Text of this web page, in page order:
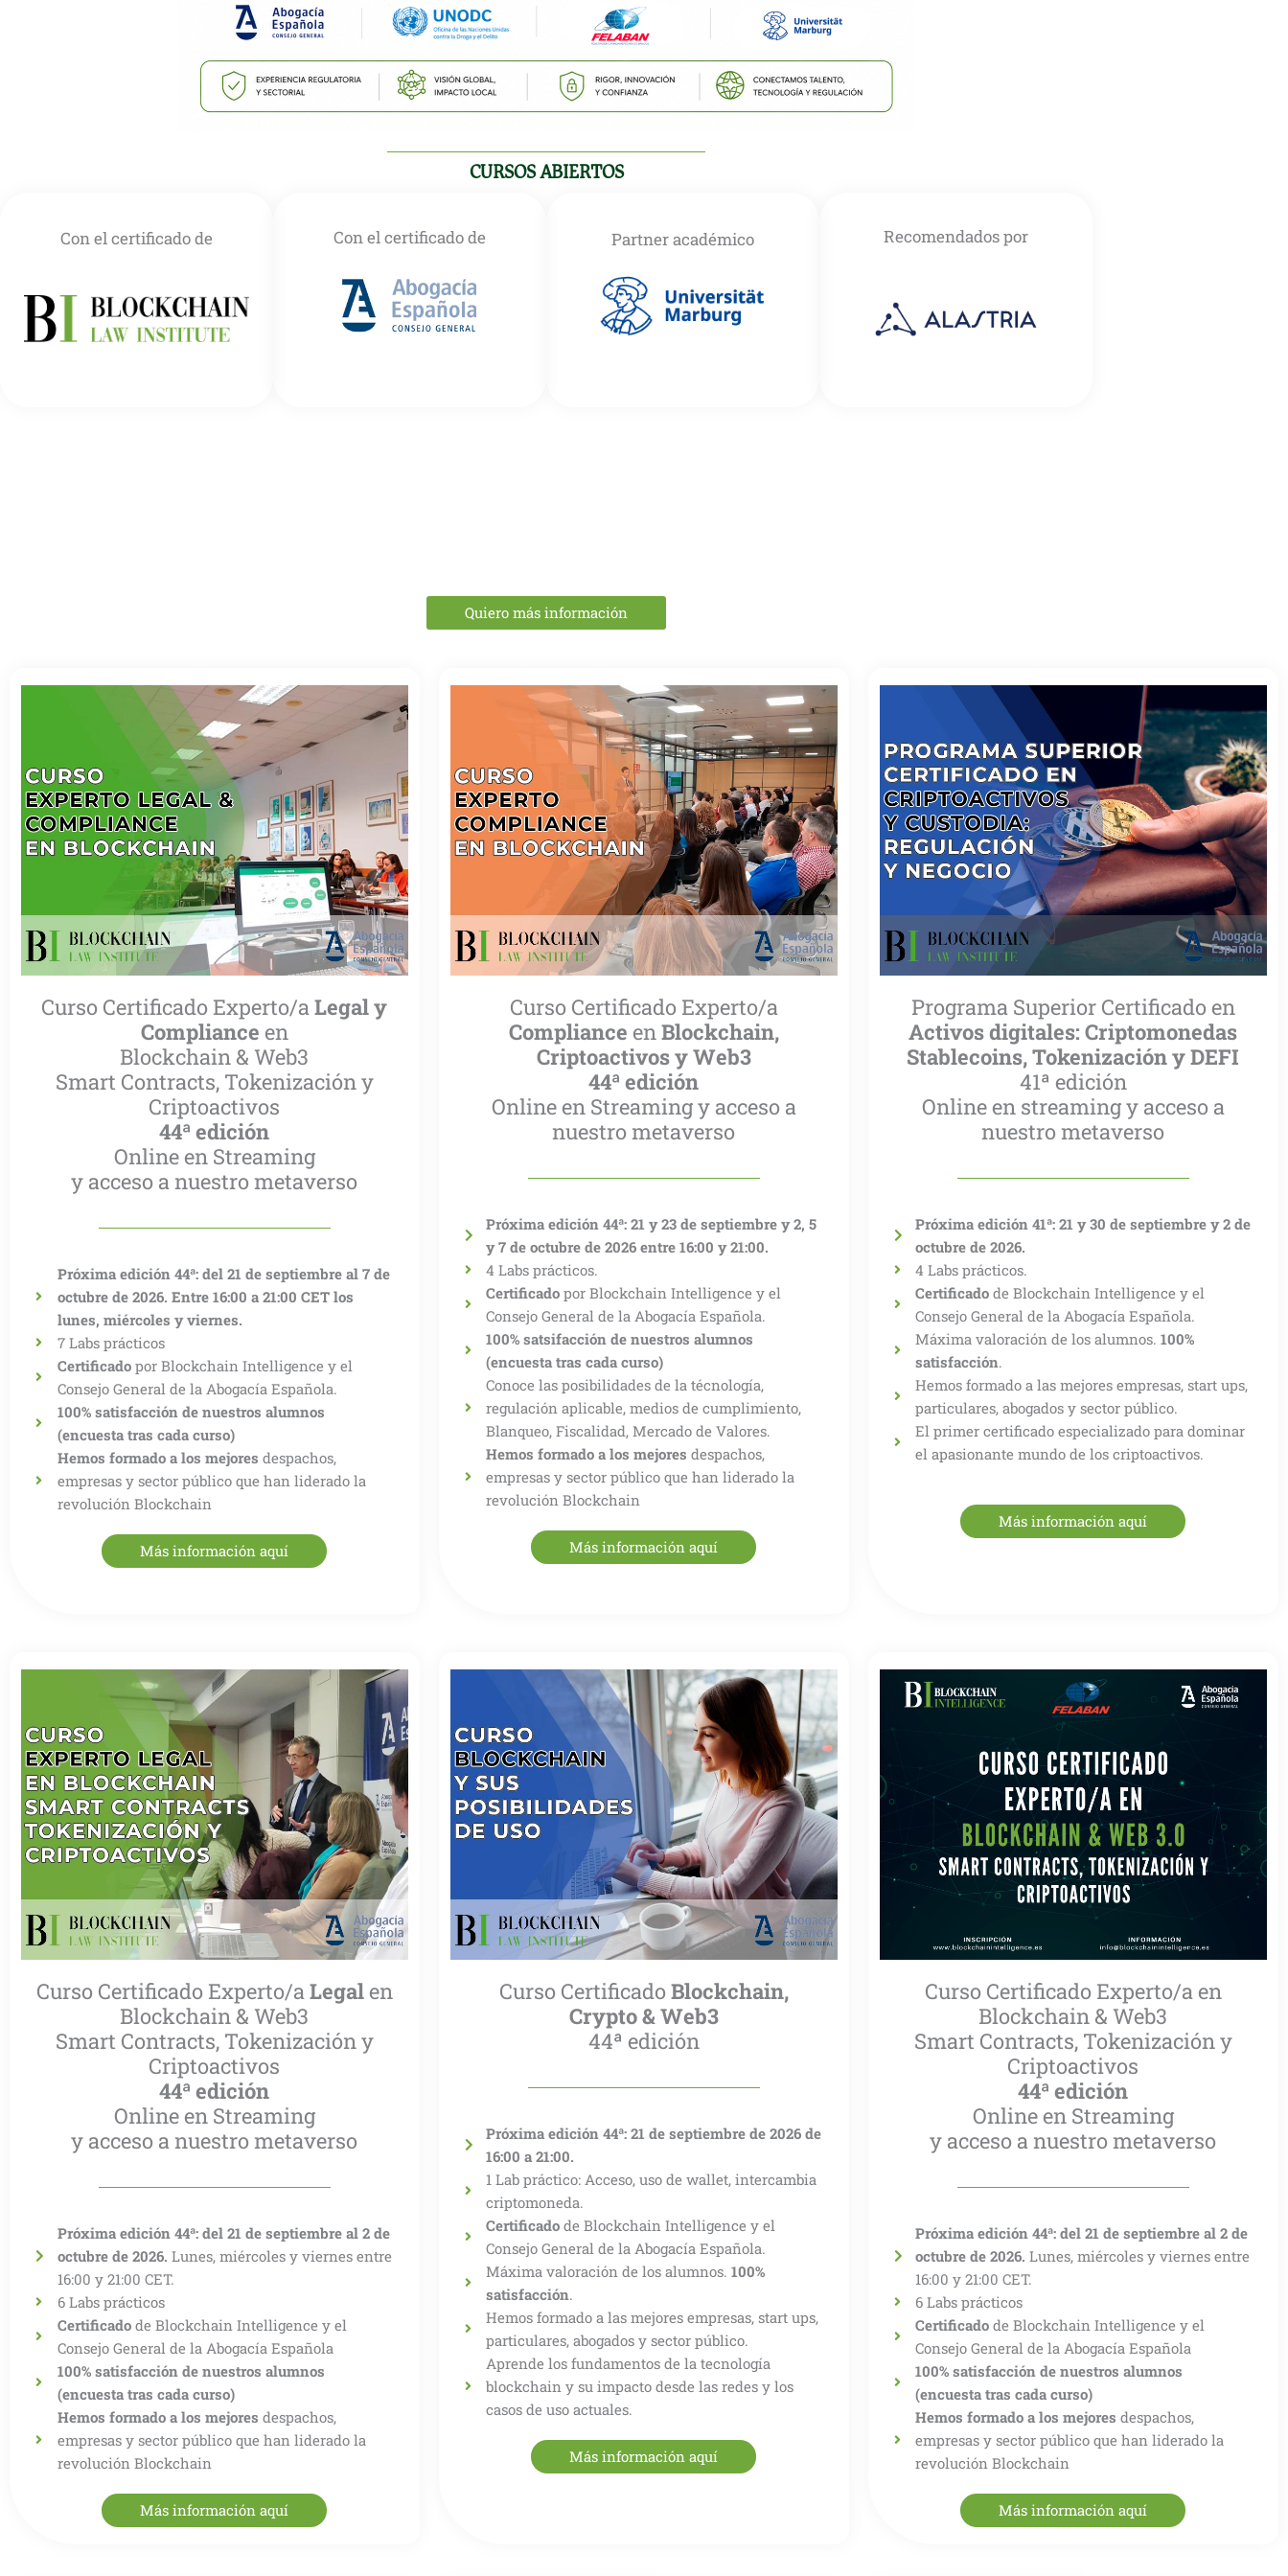
CURSOS ABIERTOS
Con el certificado de Con el certificado de Partner académico Recomendados por
Quiero más información
Curso Certificado Experto/aLegaly
Compliance en
Blockchain & Web3
Smart Contracts, Tokenización y
Criptoactivos
44ª edición
Online en Streaming
y acceso a nuestro metaverso
Próxima edición 44ª: del 21 de septiembre al 7 de
octubre de 2026. Entre 16:00 a 21:00 CET los
lunes, miércoles y viernes.
7 Labs prácticos
Certificadopor Blockchain Intelligence y el
Consejo General de la Abogacía Española.
100% satisfacción de nuestros alumnos
(encuesta tras cada curso)
Hemos formado a los mejores despachos,
empresas y sector público que han liderado la
revolución Blockchain
Más información aquí
Curso Certificado Experto/a
Compliance enBlockchain,
Criptoactivos y Web3
44ª edición
Online en Streaming y acceso a
nuestro metaverso
Próxima edición 44ª: 21 y 23 de septiembre y 2, 5
y 7 de octubre de 2026 entre 16:00 y 21:00.
4 Labs prácticos.
Certificado por Blockchain Intelligence y el
Consejo General de la Abogacía Española.
100% satsifacción de nuestros alumnos
(encuesta tras cada curso)
Conoce las posibilidades de la técnología,
regulación aplicable, medios de cumplimiento,
Blanqueo, Fiscalidad, Mercado de Valores.
Hemos formado a los mejores despachos,
empresas y sector público que han liderado la
revolución Blockchain
Más información aquí
Programa Superior Certificado en
Activos digitales: Criptomonedas
Stablecoins, Tokenización y DEFI
41ª edición
Online en streaming y acceso a
nuestro metaverso
Próxima edición 41ª: 21 y 30 de septiembre y 2 de
octubre de 2026.
4 Labs prácticos.
Certificado de Blockchain Intelligence y el
Consejo General de la Abogacía Española.
Máxima valoración de los alumnos.100%
satisfacción.
Hemos formado a las mejores empresas, start ups,
particulares, abogados y sector público.
El primer certificado especializado para dominar
el apasionante mundo de los criptoactivos.
Más información aquí
Curso Certificado Experto/aLegalen
Blockchain & Web3
Smart Contracts, Tokenización y
Criptoactivos
44ª edición
Online en Streaming
y acceso a nuestro metaverso
Próxima edición 44ª: del 21 de septiembre al 2 de
octubre de 2026. Lunes, miércoles y viernes entre
16:00 y 21:00 CET.
6 Labs prácticos
Certificadode Blockchain Intelligence y el
Consejo General de la Abogacía Española
100% satisfacción de nuestros alumnos
(encuesta tras cada curso)
Hemos formado a los mejores despachos,
empresas y sector público que han liderado la
revolución Blockchain
Más información aquí
Curso CertificadoBlockchain,
Crypto & Web3
44ª edición
Próxima edición 44ª: 21 de septiembre de 2026 de
16:00 a 21:00.
1 Lab práctico: Acceso, uso de wallet, intercambia
criptomoneda.
Certificado de Blockchain Intelligence y el
Consejo General de la Abogacía Española.
Máxima valoración de los alumnos.100%
satisfacción.
Hemos formado a las mejores empresas, start ups,
particulares, abogados y sector público.
Aprende los fundamentos de la tecnología
blockchain y su impacto desde las redes y los
casos de uso actuales.
Más información aquí
Curso Certificado Experto/a en
Blockchain & Web3
Smart Contracts, Tokenización y
Criptoactivos
44ª edición
Online en Streaming
y acceso a nuestro metaverso
Próxima edición 44ª: del 21 de septiembre al 2 de
octubre de 2026. Lunes, miércoles y viernes entre
16:00 y 21:00 CET.
6 Labs prácticos
Certificado de Blockchain Intelligence y el
Consejo General de la Abogacía Española
100% satisfacción de nuestros alumnos
(encuesta tras cada curso)
Hemos formado a los mejoresdespachos,
empresas y sector público que han liderado la
revolución Blockchain
Más información aquí